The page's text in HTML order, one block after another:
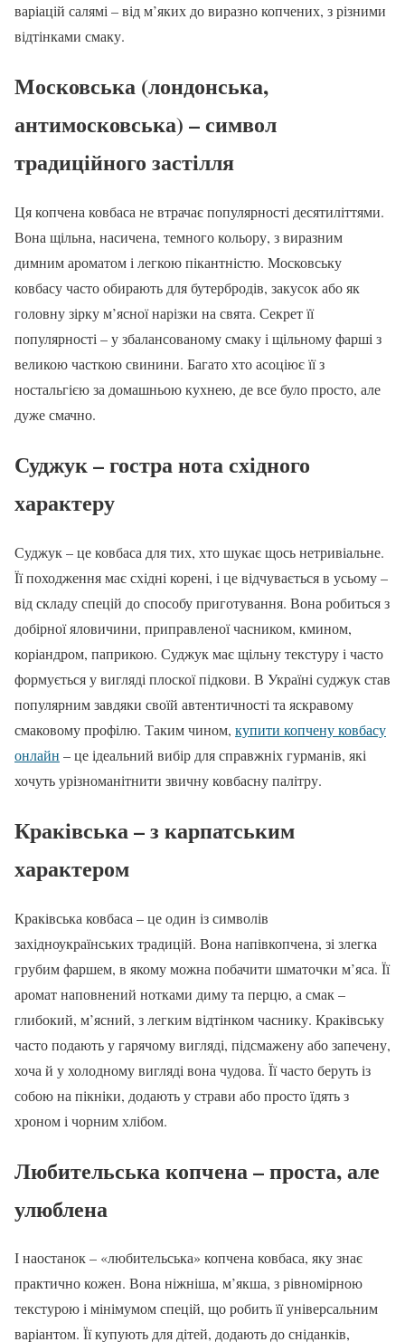
варіацій салямі – від м’яких до виразно копчених, з різними
відтінками смаку.
Московська (лондонська,
антимосковська) – символ
традиційного застілля
Ця копчена ковбаса не втрачає популярності десятиліттями.
Вона щільна, насичена, темного кольору, з виразним
димним ароматом і легкою пікантністю. Московську
ковбасу часто обирають для бутербродів, закусок або як
головну зірку м’ясної нарізки на свята. Секрет її
популярності – у збалансованому смаку і щільному фарші з
великою часткою свинини. Багато хто асоціює її з
ностальгією за домашньою кухнею, де все було просто, але
дуже смачно.
Суджук – гостра нота східного
характеру
Суджук – це ковбаса для тих, хто шукає щось нетривіальне.
Її походження має східні корені, і це відчувається в усьому –
від складу спецій до способу приготування. Вона робиться з
добірної яловичини, приправленої часником, кмином,
коріандром, паприкою. Суджук має щільну текстуру і часто
формується у вигляді плоскої підкови. В Україні суджук став
популярним завдяки своїй автентичності та яскравому
смаковому профілю. Таким чином, купити копчену ковбасу
онлайн – це ідеальний вибір для справжніх гурманів, які
хочуть урізноманітнити звичну ковбасну палітру.
Краківська – з карпатським
характером
Краківська ковбаса – це один із символів
західноукраїнських традицій. Вона напівкопчена, зі злегка
грубим фаршем, в якому можна побачити шматочки м’яса. Її
аромат наповнений нотками диму та перцю, а смак –
глибокий, м’ясний, з легким відтінком часнику. Краківську
часто подають у гарячому вигляді, підсмажену або запечену,
хоча й у холодному вигляді вона чудова. Її часто беруть із
собою на пікніки, додають у страви або просто їдять з
хроном і чорним хлібом.
Любительська копчена – проста, але
улюблена
І наостанок – «любительська» копчена ковбаса, яку знає
практично кожен. Вона ніжніша, м’якша, з рівномірною
текстурою і мінімумом спецій, що робить її універсальним
варіантом. Її купують для дітей, додають до сніданків,